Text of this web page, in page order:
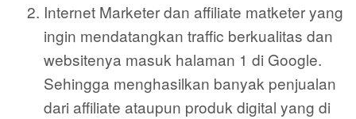
Internet Marketer dan affiliate matketer yang
ingin mendatangkan traffic berkualitas dan
websitenya masuk halaman 1 di Google.
Sehingga menghasilkan banyak penjualan
dari affiliate ataupun produk digital yang di